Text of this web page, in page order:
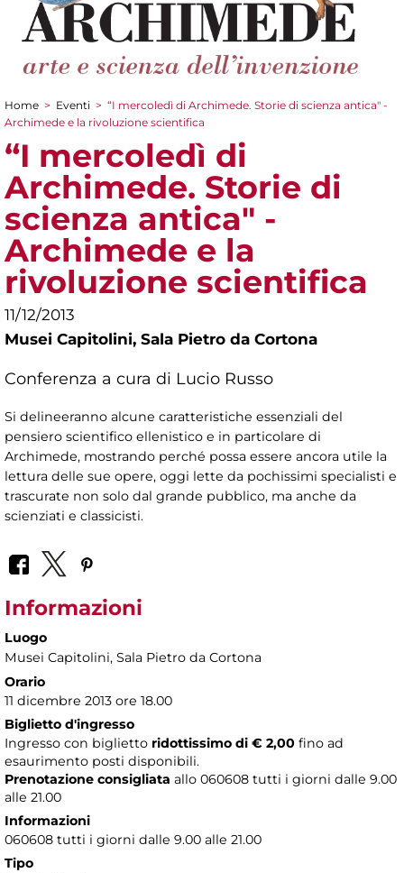
Tu sei qui
Home > Eventi > “I mercoledì di Archimede. Storie di scienza antica" -
Archimede e la rivoluzione scientifica
“I mercoledì di
Archimede. Storie di
scienza antica" -
Archimede e la
rivoluzione scientifica
11/12/2013
Musei Capitolini, Sala Pietro da Cortona
Conferenza a cura di Lucio Russo
Si delineeranno alcune caratteristiche essenziali del
pensiero scientifico ellenistico e in particolare di
Archimede, mostrando perché possa essere ancora utile la
lettura delle sue opere, oggi lette da pochissimi specialisti e
trascurate non solo dal grande pubblico, ma anche da
scienziati e classicisti.
Informazioni
Luogo
Musei Capitolini, Sala Pietro da Cortona
Orario
11 dicembre 2013 ore 18.00
Biglietto d'ingresso
Ingresso con biglietto ridottissimo di € 2,00 fino ad
esaurimento posti disponibili.
Prenotazione consigliata allo 060608 tutti i giorni dalle 9.00
alle 21.00
Informazioni
060608 tutti i giorni dalle 9.00 alle 21.00
Tipo